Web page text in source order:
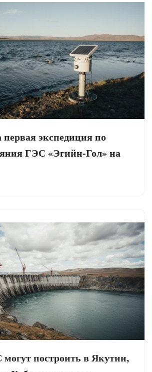
первая экспедиция по
ГЭС «Эгийн-Гол» на
построить в Якутии,